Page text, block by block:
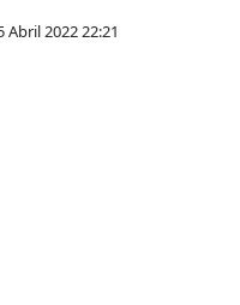
Abril 2022 22:21